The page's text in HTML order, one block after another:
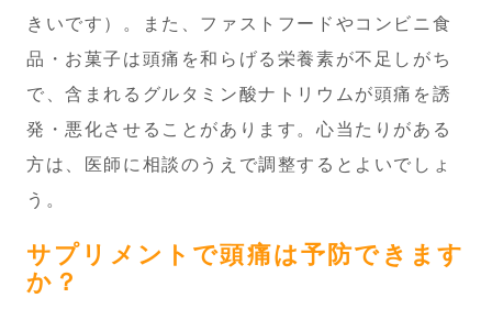
きいです）。また、ファストフードやコンビニ食
品・お菓子は頭痛を和らげる栄養素が不足しがち
で、含まれるグルタミン酸ナトリウムが頭痛を誘
発・悪化させることがあります。心当たりがある
方は、医師に相談のうえで調整するとよいでしょ
う。
サプリメントで頭痛は予防できます
か？